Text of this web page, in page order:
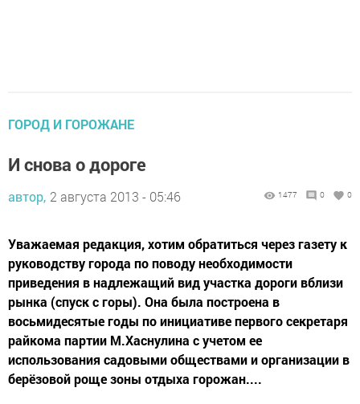
ГОРОД И ГОРОЖАНЕ
И снова о дороге
автор, 2 августа 2013 - 05:46 1477 0 0
Уважаемая редакция, хотим обратиться через газету к
руководству города по поводу необходимости
приведения в надлежащий вид участка дороги вблизи
рынка (спуск с горы). Она была построена в
восьмидесятые годы по инициативе первого секретаря
райкома партии М.Хаснулина с учетом ее
использования садовыми обществами и организации в
берёзовой роще зоны отдыха горожан....